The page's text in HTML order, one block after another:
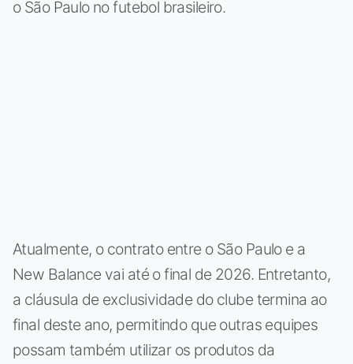
o São Paulo no futebol brasileiro.
Atualmente, o contrato entre o São Paulo e a
New Balance vai até o final de 2026. Entretanto,
a cláusula de exclusividade do clube termina ao
final deste ano, permitindo que outras equipes
possam também utilizar os produtos da